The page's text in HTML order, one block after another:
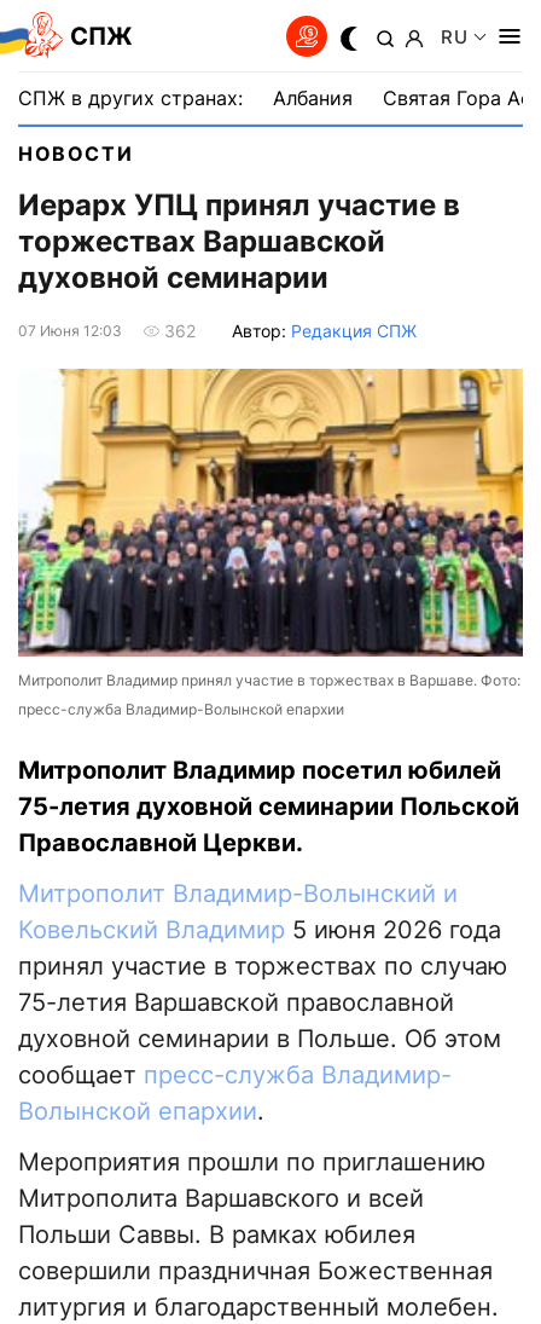
СПЖ RU
СПЖ в других странах: Албания Святая Гора
НОВОСТИ
Иерарх УПЦ принял участие в
торжествах Варшавской
духовной семинарии
07 Июня 12:03 362 Автор: Редакция СПЖ
Митрополит Владимир принял участие в торжествах в Варшаве. Фото:
пресс-служба Владимир-Волынской епархии
Митрополит Владимир посетил юбилей
75-летия духовной семинарии Польской
Православной Церкви.
Митрополит Владимир-Волынский и
Ковельский Владимир 5 июня 2026 года
принял участие в торжествах по случаю
75-летия Варшавской православной
духовной семинарии в Польше. Об этом
сообщает пресс-служба Владимир-
Волынской епархии.
Мероприятия прошли по приглашению
Митрополита Варшавского и всей
Польши Саввы. В рамках юбилея
совершили праздничная Божественная
литургия и благодарственный молебен.